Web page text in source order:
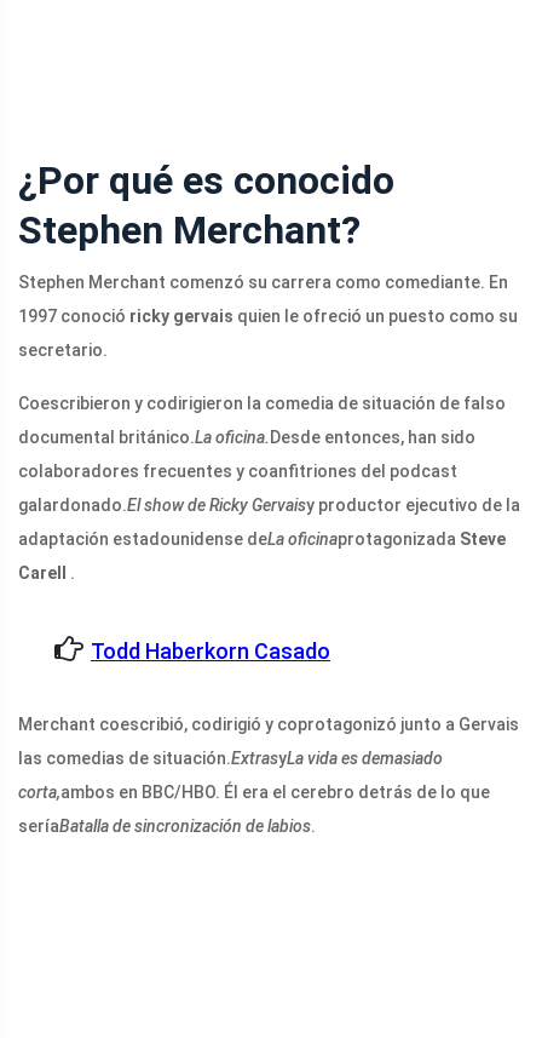
¿Por qué es conocido
Stephen Merchant?
Stephen Merchant comenzó su carrera como comediante. En
1997 conoció ricky gervais quien le ofreció un puesto como su
secretario.
Coescribieron y codirigieron la comedia de situación de falso
documental británico.La oficina. Desde entonces, han sido
colaboradores frecuentes y coanfitriones del podcast
galardonado.El show de Ricky Gervaisy productor ejecutivo de la
adaptación estadounidense deLa oficinaprotagonizada Steve
Carell .
Todd Haberkorn Casado
Merchant coescribió, codirigió y coprotagonizó junto a Gervais
las comedias de situación.ExtrasyLa vida es demasiado
corta,ambos en BBC/HBO. Él era el cerebro detrás de lo que
seríaBatalla de sincronización de labios.